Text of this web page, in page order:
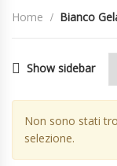
Home Bianco
Show sidebar
Non sono stati
selezione.